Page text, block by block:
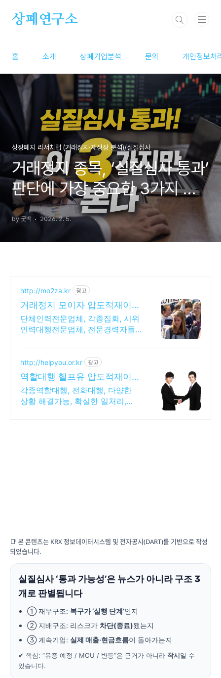
상폐연구소
홈 소개 상폐기업분석 문의 개인정보처
상장폐지 리서치랩 (거래정지·재상장 분석)/실질심사
거래정지 종목, ‘실질심사 통과’
판단에 가장 중요한 3가지 조
건 (2026 기준)
by 굿백 2026. 2. 5.
http://mo2za.kr 광고
거래정지 모이자 압도적재이용
전문적인 경력자들로 진행
단체인력전문업체, 각종집회, 시위
인력대행전문업체, 전문경력자들
대행은 모이자를 기억해주세요.
http://helpyou.or.kr 광고
역할대행 헬프유 압도적재이용
다양하고 어려운 상황해결가능
각종역할대행, 전화대행, 다양한
상황 해결가능, 확실한 일처리,
📑 본 콘텐츠는 KRX 정보데이터시스템 및 전자공시(DART)를 기반으로 작성
되었습니다.
실질심사 ‘통과 가능성’은 뉴스가 아니라구조 3
개 로 판별됩니다
① 재무구조: 복구가 ‘실행 단계’인지
② 지배구조: 리스크가 차단(종료)됐는지
③ 계속기업: 실제 매출·현금흐름이 돌아가는지
✔ 핵심: “유증 예정 / MOU / 반등”은 근거가 아니라 착시일 수
있습니다.